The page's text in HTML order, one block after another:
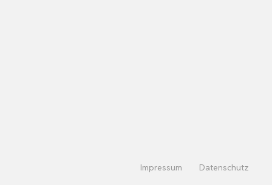
Impressum Datenschutz